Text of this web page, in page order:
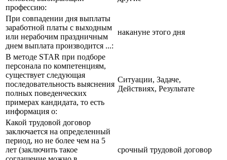
профессию:
При совпадении дня выплаты
заработной платы с выходным
или нерабочим праздничным
днем выплата производится ...:
накануне этого дня
В методе STAR при подборе
персонала по компетенциям,
существует следующая
последовательность выяснения
полных поведенческих
примерах кандидата, то есть
информация о:
Ситуации, Задаче,
Действиях, Результате
Какой трудовой договор
заключается на определенный
период, но не более чем на 5
лет (заключить такое
срочный трудовой договор